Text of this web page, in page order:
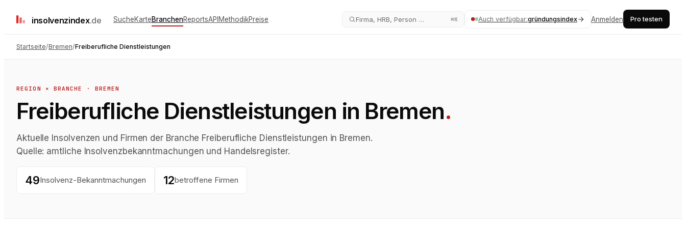
insolvenzindex.de SucheKarteBranchenReportsAPIMethodikPreise Firma, HRB, Person … ⌘K Auch verfügbar:gründungsindex Anmelden Pro testen
Startseite/Bremen/Freiberufliche Dienstleistungen
REGION × BRANCHE · BREMEN
Freiberufliche Dienstleistungen in Bremen.
Aktuelle Insolvenzen und Firmen der Branche Freiberufliche Dienstleistungen in Bremen.
Quelle: amtliche Insolvenzbekanntmachungen und Handelsregister.
49Insolvenz-Bekanntmachungen 12betroffene Firmen